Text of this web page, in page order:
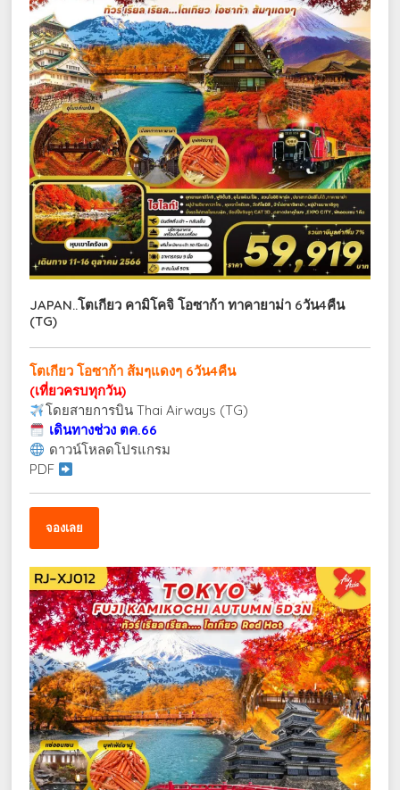
JAPAN..โตเกียว คามิโคจิ โอซาก้า ทาคายาม่า 6วัน4คืน
(TG)
โตเกียว โอซาก้า ส้มๆแดงๆ 6วัน4คืน
(เที่ยวครบทุกวัน)
โดยสายการบิน Thai Airways (TG)
เดินทางช่วง ตค.66
ดาวน์โหลดโปรแกรม
PDF
จองเลย